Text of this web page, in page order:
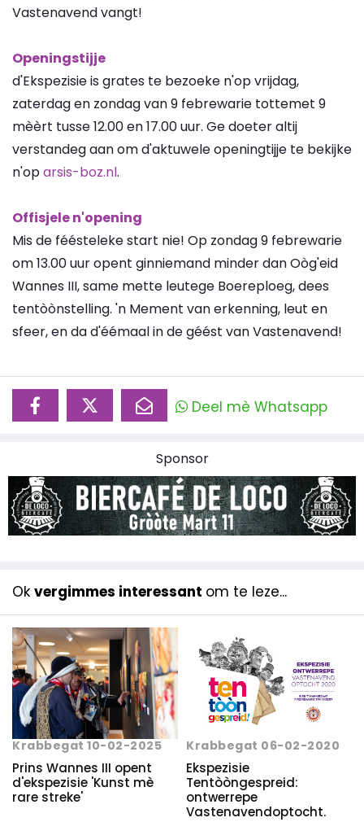
Vastenavend vangt!
Openingstijje
d'Ekspezisie is grates te bezoeke n'op vrijdag,
zaterdag en zondag van 9 febrewarie tottemet 9
mèèrt tusse 12.00 en 17.00 uur. Ge doeter altij
verstandeg aan om d'aktuwele openingtijje te bekijke
n'oparsis-boz.nl.
Offisjele n'opening
Mis de féésteleke start nie! Op zondag 9 febrewarie
om 13.00 uur opent ginniemand minder dan Oòg'eid
Wannes III, same mette leutege Boereploeg, dees
tentòònstelling. 'n Mement van erkenning, leut en
sfeer, en da d'éémaal in de géést van Vastenavend!
Deel mè Whatsapp
Sponsor
Ok vergimmes interessant om te leze...
Krabbegat 10-02-2025
Prins Wannes III opent
d'ekspezisie 'Kunst mè
rare streke'
Krabbegat 06-02-2020
Ekspezisie
Tentòòngespreid:
ontwerrepe
Vastenavendoptocht.